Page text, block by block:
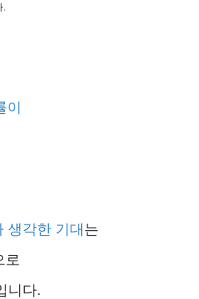
.
이
생각한 기대 는
로
니다.